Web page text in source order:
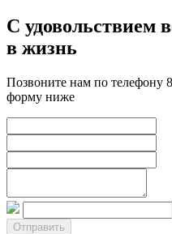
С удовольствием
в жизнь
Позвоните нам по телефону
форму ниже